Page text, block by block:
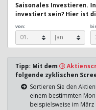
Saisonales Investieren.
investiert sein? Hier ist
von:
Tipp: Mit dem
folgende zyklischen
Sortieren Sie den
einem bestimmten
beispielsweise im März